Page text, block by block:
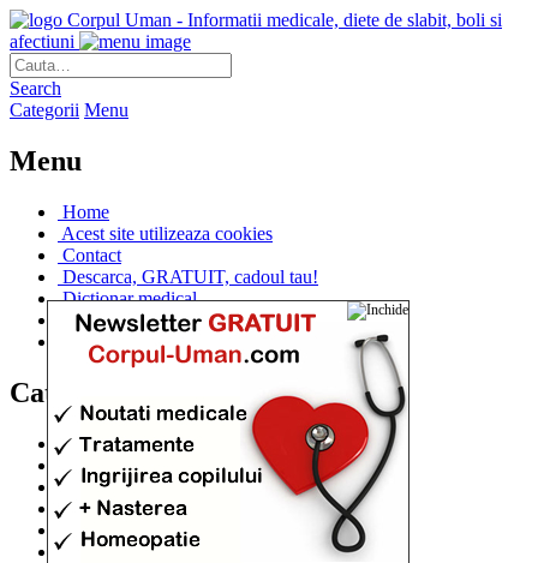
Corpul Uman - Informatii medicale, diete de slabit, boli si
afectiuni
Search
Categorii Menu
Menu
Home
Acest site utilizeaza cookies
Contact
Descarca, GRATUIT, cadoul tau!
Dictionar medical
Dr. Cristina IANUC
Linkuri utile
Categorii
Diete si cure de slabire
(706)
Afectiuni si Boli
(401)
Corpul de la A la Z(315)
Medicina Naturista
Anatomie
(295)
Alimentatia(259)